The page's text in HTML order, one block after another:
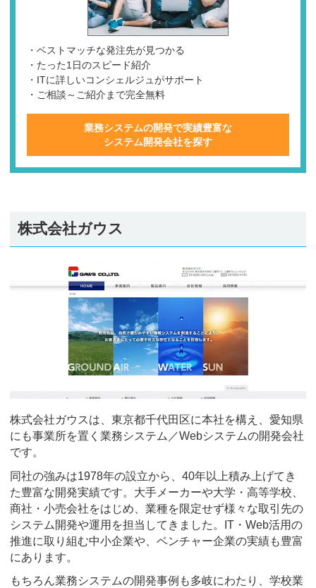
・ベストマッチな発注先が見つかる
・たった1日のスピード紹介
・ITに詳しいコンシェルジュがサポート
・ご相談～ご紹介まで完全無料
業務システムの開発で実績豊富な
システム開発会社を探す
株式会社ガウス
株式会社ガウスは、東京都千代田区に本社を構え、愛知県
にも事業所を置く業務システム／Webシステムの開発会社
です。
同社の強みは1978年の設立から、40年以上積み上げてき
た豊富な開発実績です。大手メーカーや大学・高等学校、
商社・小売会社をはじめ、業種を限定せず様々な取引先の
システム開発や運用を担当してきました。IT・Web活用の
推進に取り組む中小企業や、ベンチャー企業の実績も豊富
にあります。
もちろん業務システムの開発事例も多岐にわたり、学校業